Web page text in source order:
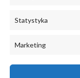
Statystyka
Marketing
+48 22 733 50 01